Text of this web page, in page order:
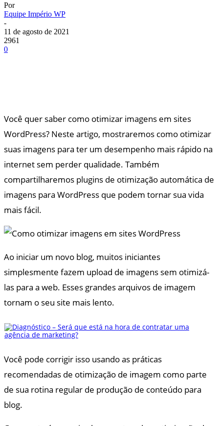
Por
Equipe Império WP
-
11 de agosto de 2021
2961
0
Você quer saber como otimizar imagens em sites
WordPress? Neste artigo, mostraremos como otimizar
suas imagens para ter um desempenho mais rápido na
internet sem perder qualidade. Também
compartilharemos plugins de otimização automática de
imagens para WordPress que podem tornar sua vida
mais fácil.
Ao iniciar um novo blog, muitos iniciantes
simplesmente fazem upload de imagens sem otimizá-
las para a web. Esses grandes arquivos de imagem
tornam o seu site mais lento.
Você pode corrigir isso usando as práticas
recomendadas de otimização de imagem como parte
de sua rotina regular de produção de conteúdo para
blog.